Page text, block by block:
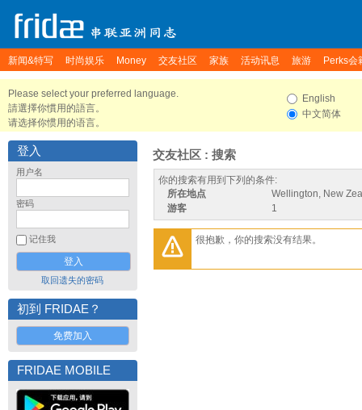
新闻&特写 时尚娱乐 Money 交友社区 家族 活动讯息 旅游 Perks会
Please select your preferred language.
請選擇你慣用的語言。
请选择你惯用的语言。
English
中文简体
登入
用户名
密码
记住我
取回遗失的密码
初到 FRIDAE？
免费加入
FRIDAE MOBILE
交友社区 : 搜索
你的搜索有用到下列的条件:
所在地点
Wellington, New
游客
1
很抱歉，你的搜索没有结果。